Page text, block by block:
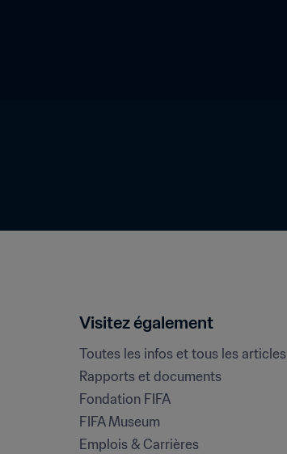
Visitez également
Toutes les infos et tous les articles
Rapports et documents
Fondation FIFA
FIFA Museum
Emplois & Carrières